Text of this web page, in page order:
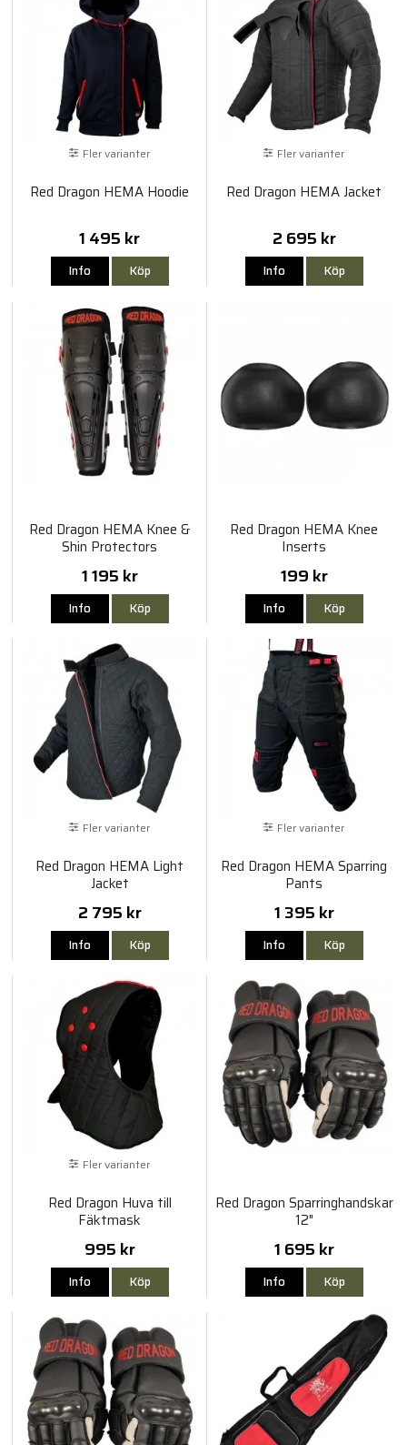
Fler varianter
Red Dragon HEMA Hoodie
1 495 kr
Info Köp
Fler varianter
Red Dragon HEMA Jacket
2 695 kr
Info Köp
Red Dragon HEMA Knee &
Shin Protectors
1 195 kr
Info Köp
Red Dragon HEMA Knee
Inserts
199 kr
Info Köp
Fler varianter
Red Dragon HEMA Light
Jacket
2 795 kr
Info Köp
Fler varianter
Red Dragon HEMA Sparring
Pants
1 395 kr
Info Köp
Fler varianter
Red Dragon Huva till
Fäktmask
995 kr
Info Köp
Red Dragon Sparringhandskar
12"
1 695 kr
Info Köp